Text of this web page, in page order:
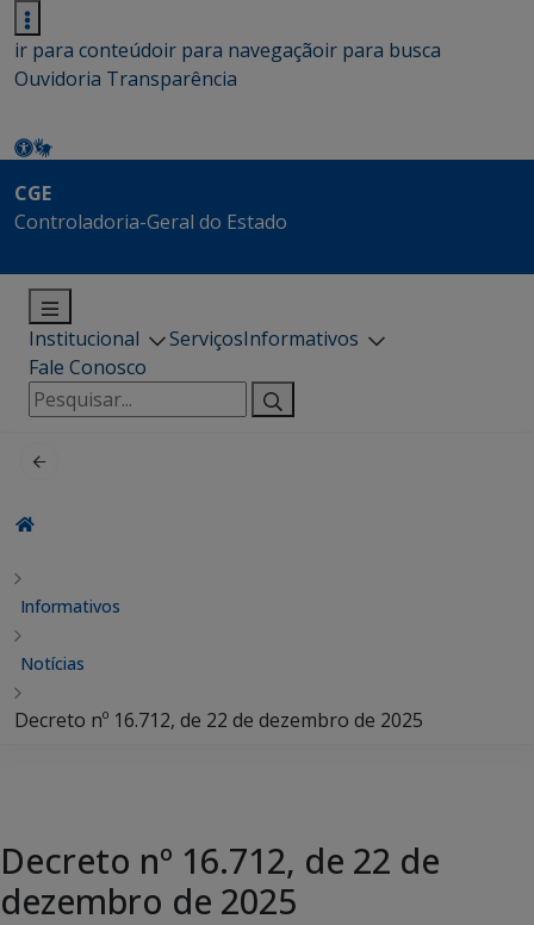
ir para conteúdoir para navegaçãoir para busca
Ouvidoria Transparência
CGE
Controladoria-Geral do Estado
Institucional ServiçosInformativos
Fale Conosco
Pesquisar
por:
Informativos
Notícias
Decreto nº 16.712, de 22 de dezembro de 2025
Decreto nº 16.712, de 22 de
dezembro de 2025